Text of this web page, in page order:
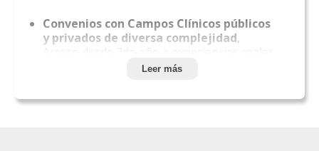
Convenios con Campos Clínicos públicos
y privados de diversa complejidad,
en salud a través de prácticas clínicas
Leer más